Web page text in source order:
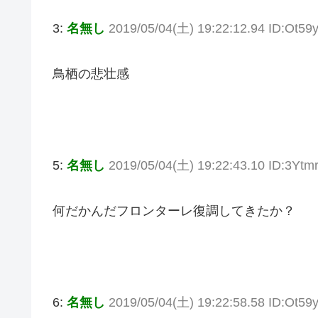
3: 名無し 2019/05/04(土) 19:22:12.94
鳥栖の悲壮感
5: 名無し 2019/05/04(土) 19:22:43.10
何だかんだフロンターレ復調してきたか？
6: 名無し 2019/05/04(土) 19:22:58.58